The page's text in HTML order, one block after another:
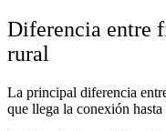
Diferencia entre
rural
La principal diferencia
que llega la conexión